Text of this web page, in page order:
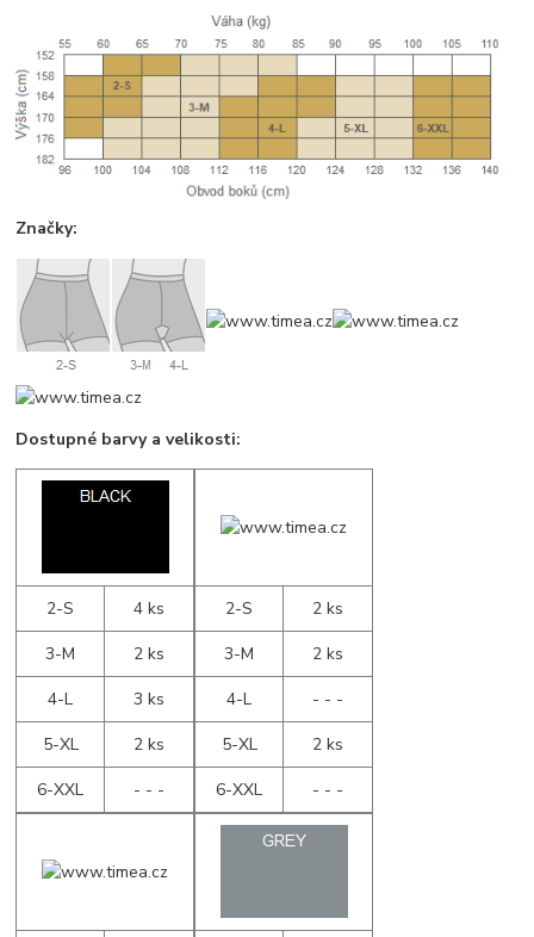
Značky:
Dostupné barvy a velikosti:
2-S
4 ks
3-M
2 ks
4-L
3 ks
5-XL
2 ks
6-XXL
- - -
2-S
2 ks
3-M
2 ks
4-L
- - -
5-XL
2 ks
6-XXL
- - -